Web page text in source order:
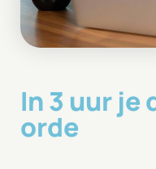
In 3 uur je
orde